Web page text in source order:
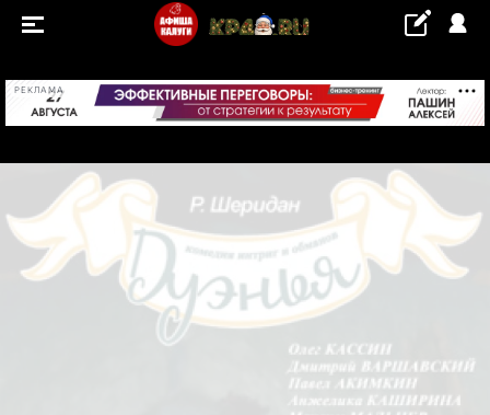
РЕКЛАМА +25...+26 °С
СОБЫТИЯ
Концерты
Выставки